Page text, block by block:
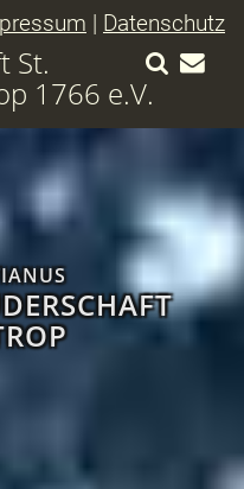
| Datenschutz
St.
1766 e.V.